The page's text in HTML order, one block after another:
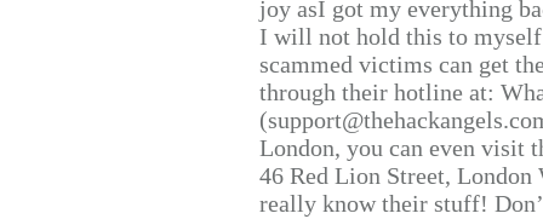
joy asI got my everything
I will not hold this to
scammed victims can get
through their hotline at:
London, you can even visit
46 Red Lion Street, London
really know their stuff!